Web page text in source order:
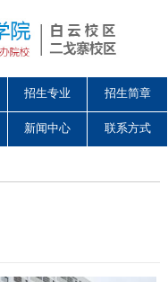
招生专业 招生简章
新闻中心 联系方式